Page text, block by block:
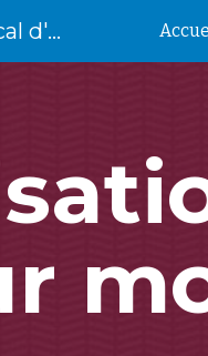
Skip to main content
Agence de développement local d'Anhée